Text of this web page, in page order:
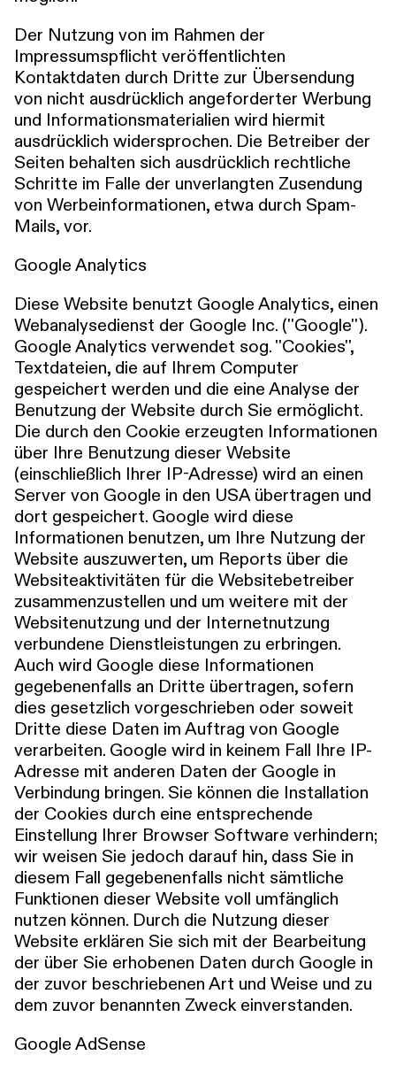
Der Nutzung von im Rahmen der
Impressumspflicht veröffentlichten
Kontaktdaten durch Dritte zur Übersendung
von nicht ausdrücklich angeforderter Werbung
und Informationsmaterialien wird hiermit
ausdrücklich widersprochen. Die Betreiber der
Seiten behalten sich ausdrücklich rechtliche
Schritte im Falle der unverlangten Zusendung
von Werbeinformationen, etwa durch Spam-
Mails, vor.
Google Analytics
Diese Website benutzt Google Analytics, einen
Webanalysedienst der Google Inc. (''Google'').
Google Analytics verwendet sog. ''Cookies'',
Textdateien, die auf Ihrem Computer
gespeichert werden und die eine Analyse der
Benutzung der Website durch Sie ermöglicht.
Die durch den Cookie erzeugten Informationen
über Ihre Benutzung dieser Website
(einschließlich Ihrer IP-Adresse) wird an einen
Server von Google in den USA übertragen und
dort gespeichert. Google wird diese
Informationen benutzen, um Ihre Nutzung der
Website auszuwerten, um Reports über die
Websiteaktivitäten für die Websitebetreiber
zusammenzustellen und um weitere mit der
Websitenutzung und der Internetnutzung
verbundene Dienstleistungen zu erbringen.
Auch wird Google diese Informationen
gegebenenfalls an Dritte übertragen, sofern
dies gesetzlich vorgeschrieben oder soweit
Dritte diese Daten im Auftrag von Google
verarbeiten. Google wird in keinem Fall Ihre IP-
Adresse mit anderen Daten der Google in
Verbindung bringen. Sie können die Installation
der Cookies durch eine entsprechende
Einstellung Ihrer Browser Software verhindern;
wir weisen Sie jedoch darauf hin, dass Sie in
diesem Fall gegebenenfalls nicht sämtliche
Funktionen dieser Website voll umfänglich
nutzen können. Durch die Nutzung dieser
Website erklären Sie sich mit der Bearbeitung
der über Sie erhobenen Daten durch Google in
der zuvor beschriebenen Art und Weise und zu
dem zuvor benannten Zweck einverstanden.
Google AdSense